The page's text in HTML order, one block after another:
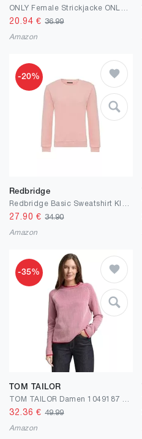
20.94 €36.99
Amazon
-20%
Redbridge
27.90 €34.90
Amazon
-35%
TOM TAILOR
32.36 €49.99
Amazon